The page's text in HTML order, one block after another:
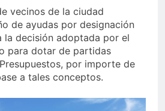
La feria se despide por todo
lo alto: Antonio José,
fuegos artificiales y música
hasta el amanecer
2 Semanas Atrás
vecinos de la ciudad
de ayudas por designación
la decisión adoptada por el
para dotar de partidas
por importe de
a tales conceptos.